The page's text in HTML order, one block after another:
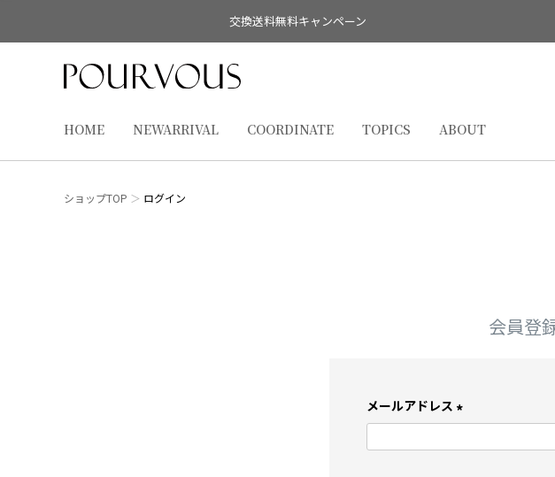
交換送料無料キャンペーン
HOME NEWARRIVAL COORDINATE TOPICS ABOUT
ショップTOP ログイン
会員登
メールアドレス
必